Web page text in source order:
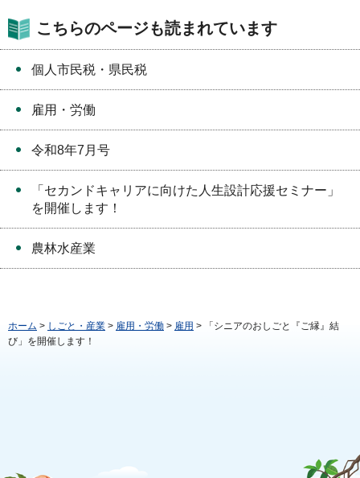
こちらのページも読まれています
個人市民税・県民税
雇用・労働
令和8年7月号
「セカンドキャリアに向けた人生設計応援セミナー」
を開催します！
農林水産業
ホーム > しごと・産業 > 雇用・労働 > 雇用 > 「シニアのおしごと『ご縁』結
び」を開催します！